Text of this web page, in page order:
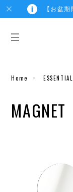
【お盆
Home ESSENTIAL
MAGNET